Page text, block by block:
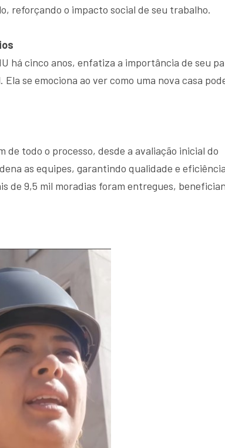
reforçando o impacto social de seu trabalho.
há cinco anos, enfatiza a importância de seu
se emociona ao ver como uma nova casa
de todo o processo, desde a avaliação inicial do
as equipes, garantindo qualidade e
de 9,5 mil moradias foram entregues,